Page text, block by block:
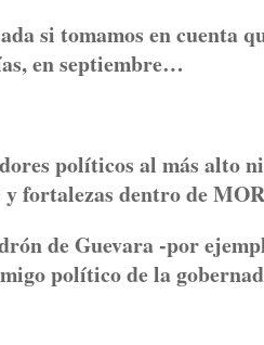
si tomamos en cuenta
en septiembre…
políticos al más alto
fortalezas dentro de
de Guevara -por
político de la